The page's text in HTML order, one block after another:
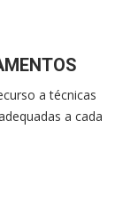
a técnicas
a cada